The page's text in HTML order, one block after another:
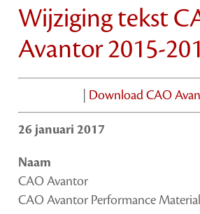
Wijziging tekst
Avantor 2015-
Download CAO
26 januari 2017
Naam
CAO Avantor
CAO Avantor Performance